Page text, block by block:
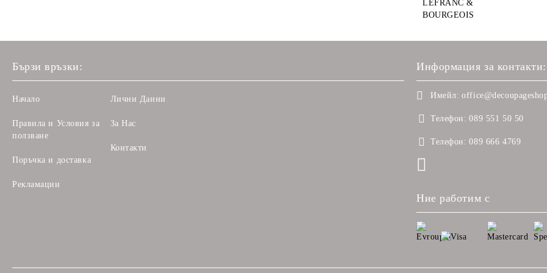
LEFRANC &
BOURGEOIS
Бързи връзки:
Начало
Правила и Условия за
ползване
Поръчка и доставка
Рекламации
Лични Данни
За Нас
Контакти
Информация за контакти:
Имейл:
Телефон: 089 551 50 50
Телефон: 089 666 4769
Ние работим с